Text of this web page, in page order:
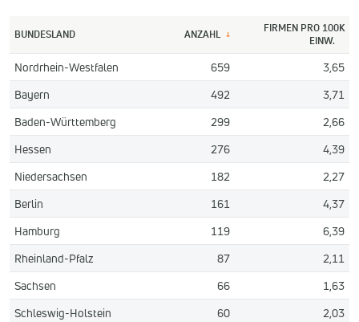
BUNDESLAND ANZAHL ↓
FIRMEN PRO 100K
EINW.
Nordrhein-Westfalen 659
3,65
Bayern
492
3,71
Baden-Württemberg
299
2,66
Hessen
276
4,39
Niedersachsen
182
2,27
Berlin
161
4,37
Hamburg
119
6,39
Rheinland-Pfalz
87
2,11
Sachsen
66
1,63
Schleswig-Holstein
60
2,03